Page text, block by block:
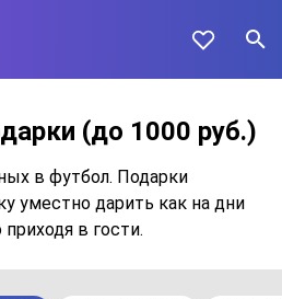
(до 1000 руб.)
в футбол. Подарки
уместно дарить как на дни
в гости.